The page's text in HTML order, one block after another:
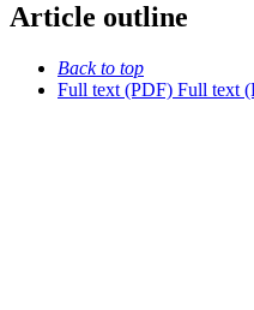
Article outline
Back to top
Full text (PDF) Full text